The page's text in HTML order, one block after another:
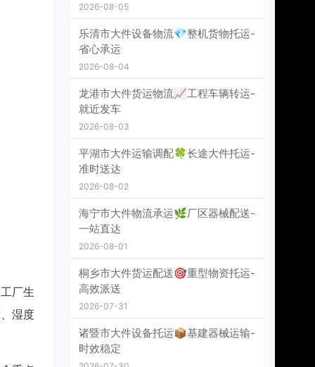
厂生
湿度
2026-08-05
乐清市大件设备物流💎整机货物托运-
省心承运
2026-08-04
龙港市大件货运物流📈工程车辆转运-
就近发车
2026-08-03
平湖市大件运输调配🍀长途大件托运-
准时送达
2026-08-02
海宁市大件物流承运🌿厂区器械配送-
一站直达
2026-08-01
桐乡市大件货运配送🎯重型物资托运-
高效派送
2026-07-31
诸暨市大件设备托运📦基建器械运输-
时效稳定